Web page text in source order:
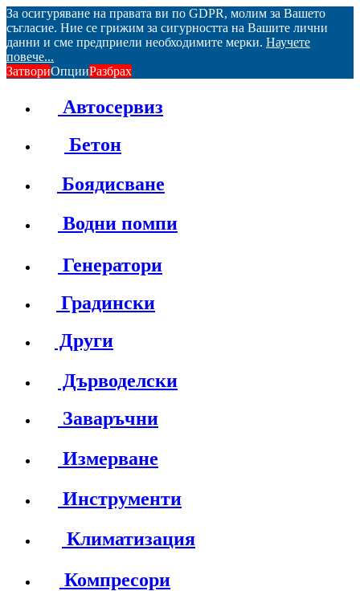
За осигуряване на правата ви по GDPR, молим за Вашето
съгласие. Ние се грижим за сигурността на Вашите лични
данни и сме предприели необходимите мерки. Научете
повече...
ЗатвориОпцииРазбрах
Автосервиз
Бетон
Боядисване
Водни помпи
Генератори
Градински
Други
Дърводелски
Заваръчни
Измерване
Инструменти
Климатизация
Компресори